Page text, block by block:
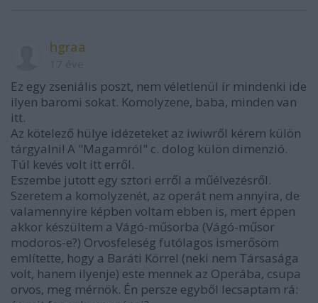
hgraa
Ez egy zseniális poszt, nem véletlenül ír mindenki ide
ilyen baromi sokat. Komolyzene, baba, minden van
itt.
Az kötelező hülye idézeteket az iwiwről kérem külön
tárgyalni! A "Magamról" c. dolog külön dimenzió.
Túl kevés volt itt erről.
Eszembe jutott egy sztori erről a műélvezésről.
Szeretem a komolyzenét, az operát nem annyira, de
valamennyire képben voltam ebben is, mert éppen
akkor készültem a Vágó-műsorba (Vágó-műsor
modoros-e?) Orvosfeleség futólagos ismerősöm
említette, hogy a Baráti Körrel (neki nem Társasága
volt, hanem ilyenje) este mennek az Operába, csupa
orvos, meg mérnök. Én persze egyből lecsaptam rá: